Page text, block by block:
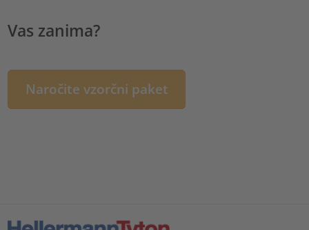
Vas zanima?
Naročite vzorčni paket